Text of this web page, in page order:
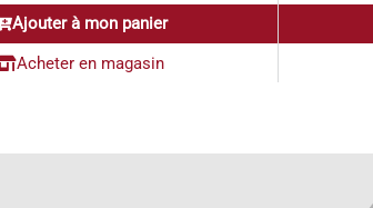
Ajouter à mon panier
Acheter en magasin